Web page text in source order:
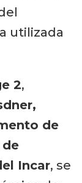
utilizada
2,
de
de
Incar, se